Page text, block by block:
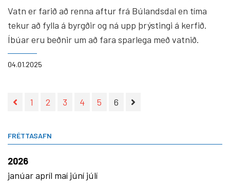
04.01.2025
Vatn er farið að renna aftur frá Búlandsdal en tíma
tekur að fylla á byrgðir og ná upp þrýstingi á kerfið.
Íbúar eru beðnir um að fara sparlega með vatnið.
1 2 3 4 5 6
FRÉTTASAFN
2026
janúarapríl maí júní júlí